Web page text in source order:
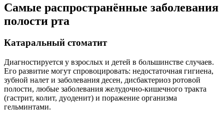
Самые распространённые заболевания
полости рта
Катаральный стоматит
Диагностируется у взрослых и детей в большинстве случаев.
Его развитие могут спровоцировать: недостаточная гигиена,
зубной налет и заболевания десен, дисбактериоз ротовой
полости, любые заболевания желудочно-кишечного тракта
(гастрит, колит, дуоденит) и поражение организма
гельминтами.